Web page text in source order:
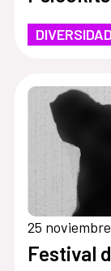
25
Festival